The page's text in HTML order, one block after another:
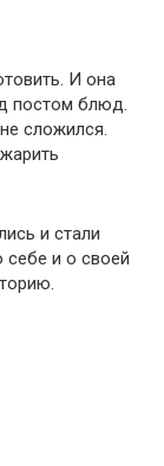
И она
постом блюд.
сложился.
и стали
и о своей